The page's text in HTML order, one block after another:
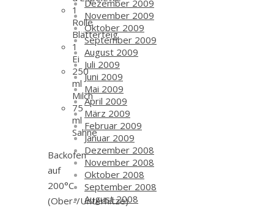
1
Rolle
Blätterteig
1
Ei
250
ml
Milch
75
ml
Sahne
Backofen
auf
200°C
(Ober-/Unterhitze)
Dezember 2009
November 2009
Oktober 2009
September 2009
August 2009
Juli 2009
Juni 2009
Mai 2009
April 2009
März 2009
Februar 2009
Januar 2009
Dezember 2008
November 2008
Oktober 2008
September 2008
August 2008